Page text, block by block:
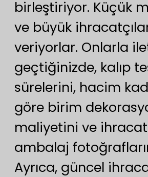
birleştiriyor. Küçük
ve büyük
veriyorlar. Onlarla
geçtiğinizde, kalıp
sürelerini, hacim
göre birim
maliyetini ve
ambalaj
Ayrıca, güncel